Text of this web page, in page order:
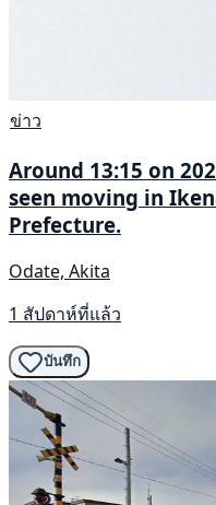
ข่าว
Around 13:15 on
seen moving in
Prefecture.
Odate, Akita
1 สัปดาห์ที่แล้ว
บันทึก